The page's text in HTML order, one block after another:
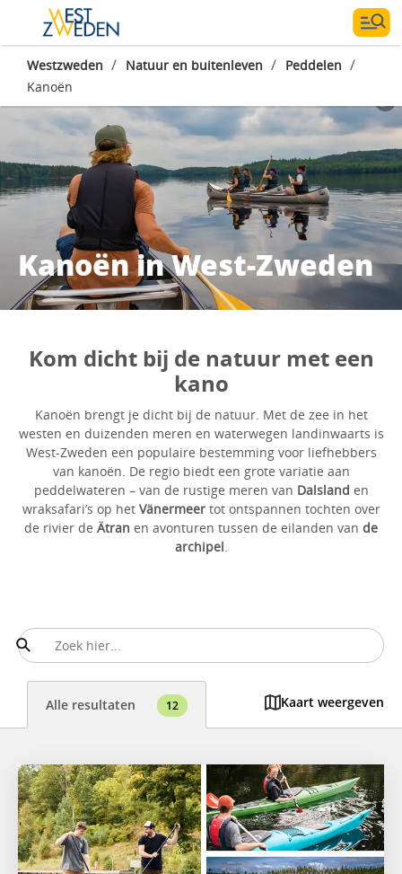
Westzweden / Natuur en buitenleven / Peddelen /
Kanoën
Kanoën in West-Zweden
Kom dicht bij de natuur met een
kano
Kanoën brengt je dicht bij de natuur. Met de zee in het
westen en duizenden meren en waterwegen landinwaarts is
West-Zweden een populaire bestemming voor liefhebbers
van kanoën. De regio biedt een grote variatie aan
peddelwateren – van de rustige meren van Dalsland en
wraksafari’s op het Vänermeertot ontspannen tochten over
de rivier de Ätran en avonturen tussen de eilanden van de
archipel.
Alle resultaten 12 Kaart weergeven